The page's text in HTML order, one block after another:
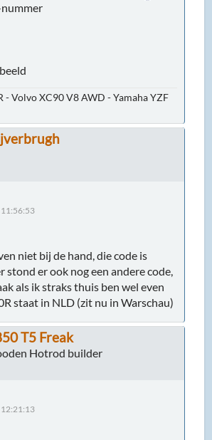
- Volvo XC90 V8 AWD - Yamaha YZF
niet bij de hand, die code is
stond er ook nog een andere code,
als ik straks thuis ben wel even
staat in NLD (zit nu in Warschau)
T5 Freak
Hotrod builder